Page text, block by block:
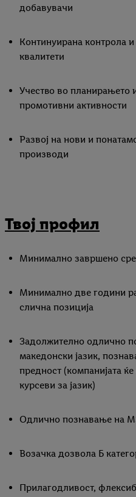
добавувачи
Континуирана контрола
квалитети
Учество во планирањето
промотивни активности
Развој на нови и
производи
Твој профил
Минимално завршено
Минимално две години
слична позиција
Задолжително одлично
македонски јазик,
предност (компанијата
курсеви за јазик)
Одлично познавање на
Возачка дозвола Б
Прилагодливост,